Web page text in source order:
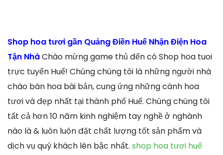
Shop hoa tươi gần Quảng Điền Huế Nhận Điện Hoa
Tận NhàChào mừng game thủ đến có Shop hoa tuoi
trực tuyến Huế! Chúng chúng tôi là những người nhà
chào bán hoa bài bản, cung ứng những cành hoa
tươi và đẹp nhất tại thành phố Huế. Chúng chúng tôi
tất cả hơn 10 năm kinh nghiệm tay nghề ở nghành
nào là & luôn luôn đặt chất lượng tốt sản phẩm và
dịch vụ quý khách lên bậc nhất. shop hoa tươi huế